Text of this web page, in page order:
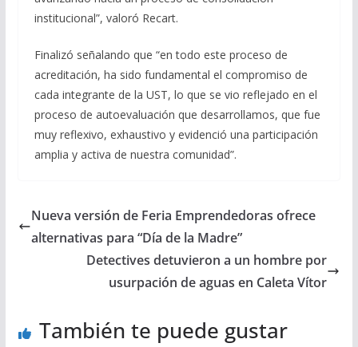
institucional”, valoró Recart.
Finalizó señalando que “en todo este proceso de
acreditación, ha sido fundamental el compromiso de
cada integrante de la UST, lo que se vio reflejado en el
proceso de autoevaluación que desarrollamos, que fue
muy reflexivo, exhaustivo y evidenció una participación
amplia y activa de nuestra comunidad”.
Nueva versión de Feria Emprendedoras ofrece
alternativas para “Día de la Madre”
Detectives detuvieron a un hombre por
usurpación de aguas en Caleta Vítor
También te puede gustar